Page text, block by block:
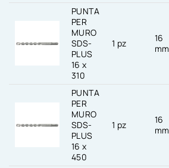
PUNTA
PER
MURO
SDS-
PLUS
16 x
310
1 pz
16
mm
PUNTA
PER
MURO
SDS-
PLUS
16 x
450
1 pz
16
mm